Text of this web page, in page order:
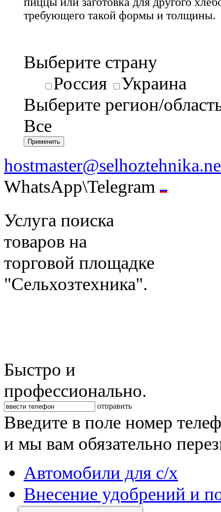
требующего такой формы и толщины.
Выберите страну
Россия
Украина
Выберите регион/
Все
WhatsApp\Telegram
Услуга поиска
товаров на
торговой площадке
"Сельхозтехника".
Быстро и
профессионально.
отправить
Введите в поле номер
и мы вам обязательно
Автомобили для с/х
Внесение удобрений и